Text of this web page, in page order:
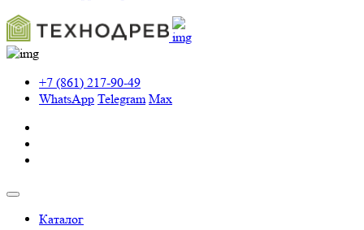
+7 (861) 217-90-49
WhatsApp Telegram Max
Каталог